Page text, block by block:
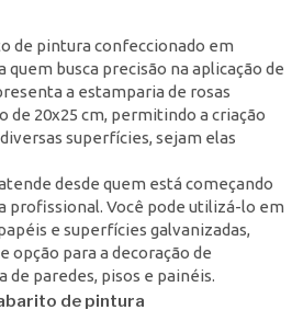
de pintura confeccionado em
busca precisão na aplicação de
a estamparia de rosas
20x25 cm, permitindo a criação
superfícies, sejam elas
desde quem está começando
profissional. Você pode utilizá-lo em
e superfícies galvanizadas,
opção para a decoração de
paredes, pisos e painéis.
de pintura